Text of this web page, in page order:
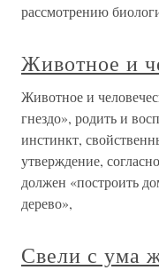
рассмотрению
Животное и
Животное и
гнездо», родить и
инстинкт,
утверждение,
должен «построить
дерево»,
Свели с ума